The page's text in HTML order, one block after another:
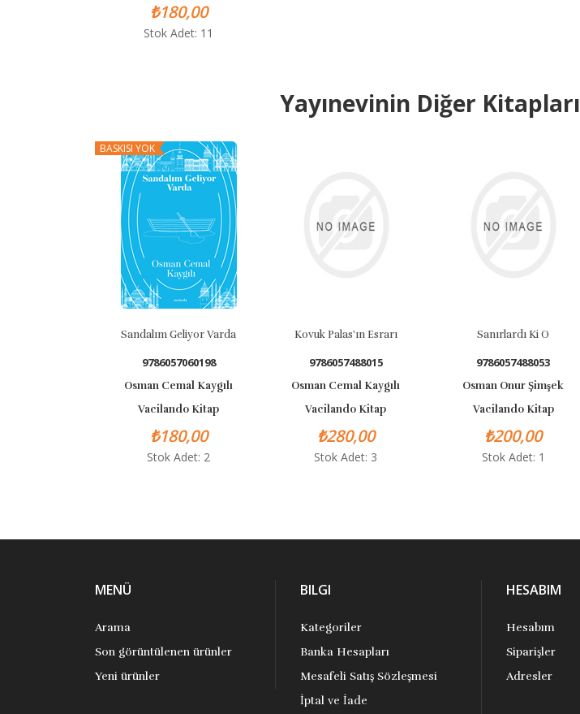
₺180,00
Stok Adet: 11
Yayınevinin Diğer Kitapları
BASKISI YOK
Sandalım Geliyor Varda
9786057060198
Osman Cemal Kaygılı
Vacilando Kitap
₺180,00
Stok Adet: 2
Kovuk Palas'ın Esrarı
9786057488015
Osman Cemal Kaygılı
Vacilando Kitap
₺280,00
Stok Adet: 3
Sanırlardı Ki O
9786057488053
Osman Onur Şimşek
Vacilando Kitap
₺200,00
Stok Adet: 1
MENÜ
Arama
Son görüntülenen ürünler
Yeni ürünler
BILGI
Kategoriler
Banka Hesapları
Mesafeli Satış Sözleşmesi
İptal ve İade
HESABIM
Hesabım
Siparişler
Adresler